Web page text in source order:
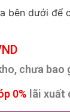
bên dưới để
chưa bao
0% lãi xuất